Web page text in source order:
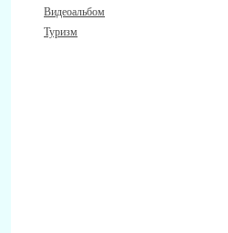
Видеоальбом
Туризм